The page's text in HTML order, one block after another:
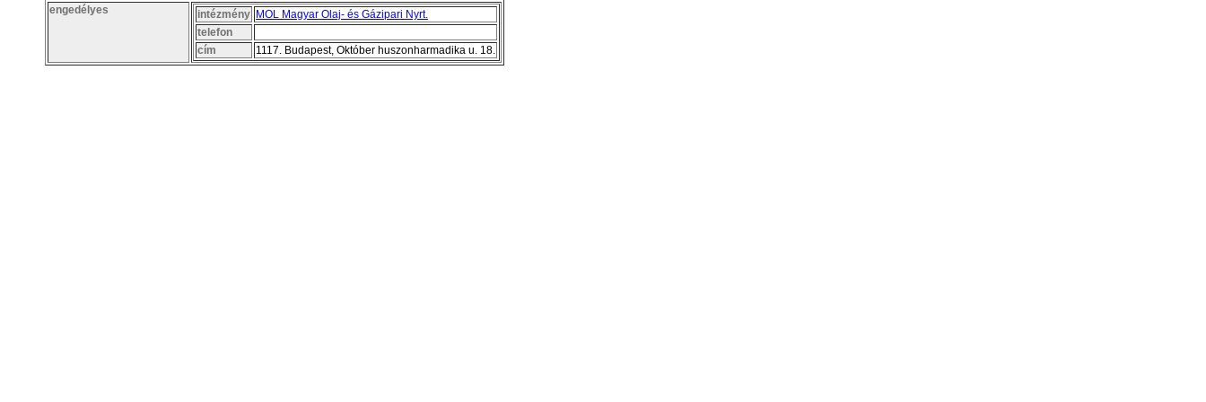
engedélyes
intézmény MOL Magyar Olaj- és Gázipari Nyrt.
telefon
cím
1117. Budapest, Október huszonharmadika u. 18.